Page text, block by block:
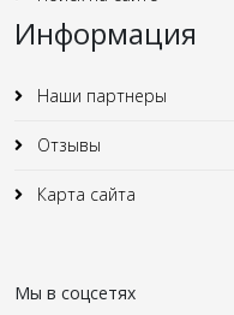
Информация
Наши партнеры
Отзывы
Карта сайта
Мы в соцсетях